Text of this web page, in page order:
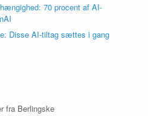
70 procent af AI-
Disse AI-tiltag sættes i gang
fra Berlingske